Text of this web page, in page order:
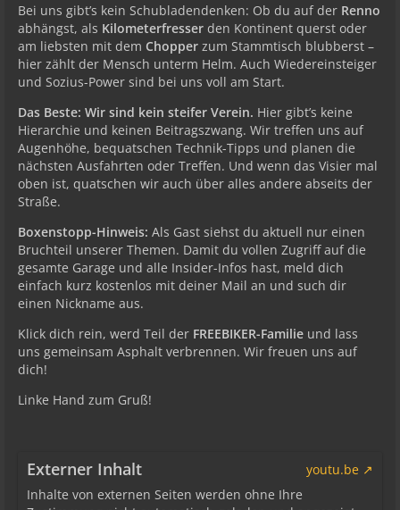
Bei uns gibt’s kein Schubladendenken: Ob du auf der Renno
abhängst, als Kilometerfresser den Kontinent querst oder
am liebsten mit dem Chopper zum Stammtisch blubberst –
hier zählt der Mensch unterm Helm. Auch Wiedereinsteiger
und Sozius-Power sind bei uns voll am Start.
Das Beste: Wir sind kein steifer Verein. Hier gibt’s keine
Hierarchie und keinen Beitragszwang. Wir treffen uns auf
Augenhöhe, bequatschen Technik-Tipps und planen die
nächsten Ausfahrten oder Treffen. Und wenn das Visier mal
oben ist, quatschen wir auch über alles andere abseits der
Straße.
Boxenstopp-Hinweis: Als Gast siehst du aktuell nur einen
Bruchteil unserer Themen. Damit du vollen Zugriff auf die
gesamte Garage und alle Insider-Infos hast, meld dich
einfach kurz kostenlos mit deiner Mail an und such dir
einen Nickname aus.
Klick dich rein, werd Teil der FREEBIKER-Familie und lass
uns gemeinsam Asphalt verbrennen. Wir freuen uns auf
dich!
Linke Hand zum Gruß!
Externer Inhalt
youtu.be
Inhalte von externen Seiten werden ohne Ihre